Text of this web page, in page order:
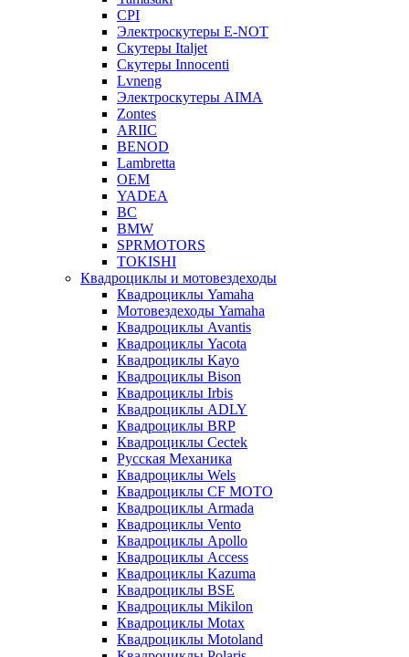
CPI
Электроскутеры E-NOT
Скутеры Italjet
Скутеры Innocenti
Lvneng
Электроскутеры AIMA
Zontes
ARIIC
BENOD
Lambretta
OEM
YADEA
BC
BMW
SPRMOTORS
TOKISHI
Квадроциклы и мотовездеходы
Квадроциклы Yamaha
Мотовездеходы Yamaha
Квадроциклы Avantis
Квадроциклы Yacota
Квадроциклы Kayo
Квадроциклы Bison
Квадроциклы Irbis
Квадроциклы ADLY
Квадроциклы BRP
Квадроциклы Cectek
Русская Механика
Квадроциклы Wels
Квадроциклы CF MOTO
Квадроциклы Armada
Квадроциклы Vento
Квадроциклы Apollo
Квадроциклы Access
Квадроциклы Kazuma
Квадроциклы BSE
Квадроциклы Mikilon
Квадроциклы Motax
Квадроциклы Motoland